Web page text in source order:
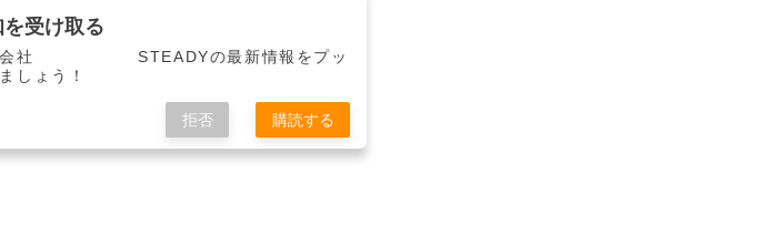
受け取る
ス会社 STEADYの最新情報をプッ
しょう！
拒否 購読する